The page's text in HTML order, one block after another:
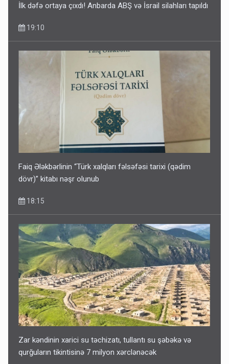
Kartdan karta istədiyiniz qədər köçürmə edə bilərsiniz -
VİDEO
İlk dəfə ortaya çıxdı! Anbarda ABŞ və İsrail silahları tapıldı
19:10
Faiq Ələkbərlinin “Türk xalqları fəlsəfəsi tarixi (qədim
dövr)” kitabı nəşr olunub
18:15
Zar kəndinin xarici su təchizatı, tullantı su şəbəkə və
qurğuların tikintisinə 7 milyon xərclənəcək